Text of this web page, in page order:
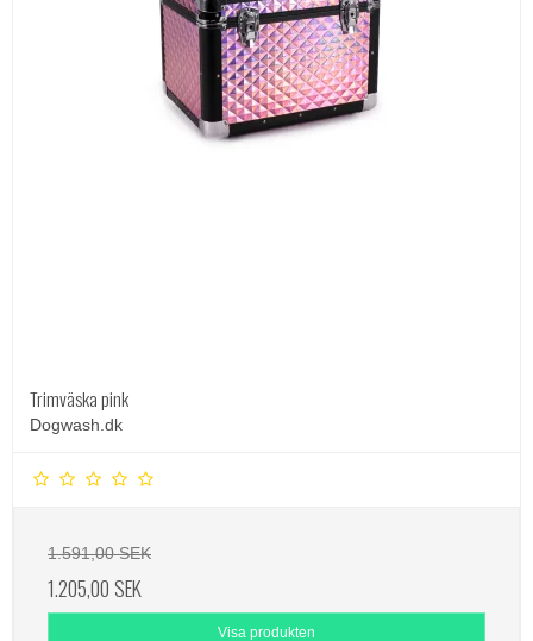
Trimväska pink
Dogwash.dk
1.591,00 SEK
1.205,00 SEK
Visa produkten